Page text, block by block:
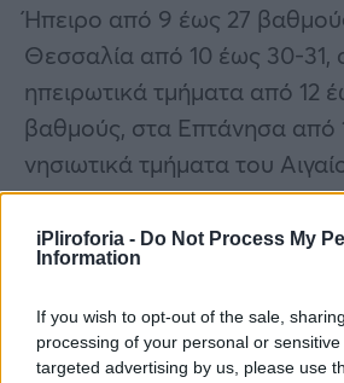
iPliroforia - Do Not Process My
Information
If you wish to opt-out of the sale,
processing of your personal or
targeted advertising by us, please use
Ήπειρο από 9 έως 27
Θεσσαλία από 10 έως 30-31,
ηπειρωτικά τμήματα από 12
βαθμούς, στα Επτάνησα από
νησιωτικά τμήματα του
Κρήτη από 14 έως 26
Ανατολικό Αιγαίο οι
στους 28-29 βαθμούς Κελσίου.